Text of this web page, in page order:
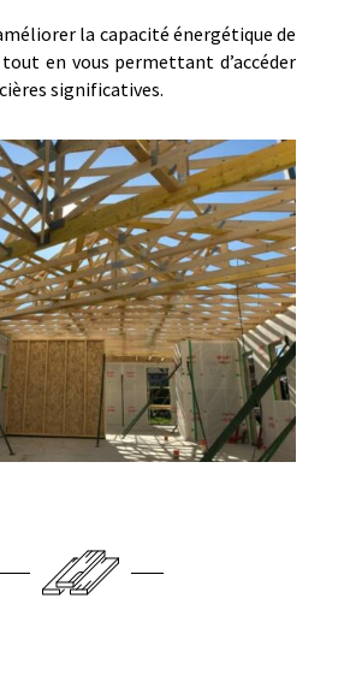
la capacité énergétique de
en vous permettant d’accéder
significatives.